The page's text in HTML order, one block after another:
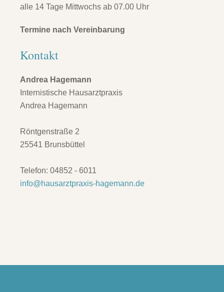
alle 14 Tage Mittwochs ab 07.00 Uhr
Termine nach Vereinbarung
Kontakt
Andrea Hagemann
Internistische Hausarztpraxis
Andrea Hagemann
Röntgenstraße 2
25541 Brunsbüttel
Telefon: 04852 - 6011
info@hausarztpraxis-hagemann.de